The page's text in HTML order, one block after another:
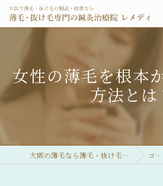
女性の薄毛を根本
方法とは
大阪の薄毛なら薄毛・抜け毛専門の鍼灸治療院 レメディ コラム